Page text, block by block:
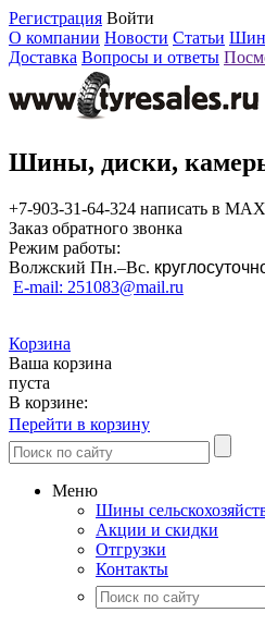
Регистрация Войти
О компании Новости Статьи
Доставка Вопросы и ответы
Шины, диски,
+7-903-31-64-324 написать в MAX
Заказ обратного звонка
Режим работы:
Волжский Пн.–Вс.
E-mail: 251083@mail.ru
Корзина
Ваша корзина
пуста
В корзине:
Перейти в корзину
Меню
Шины
Акции и скидки
Отгрузки
Контакты